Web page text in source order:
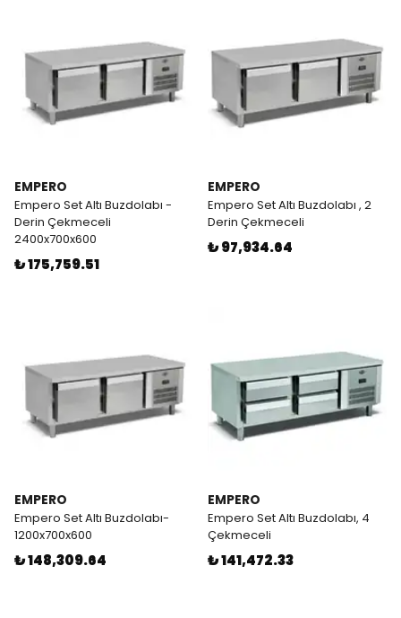
EMPERO
Empero Set Altı Buzdolabı -
Derin Çekmeceli
2400x700x600
₺ 175,759.51
EMPERO
Empero Set Altı Buzdolabı , 2
Derin Çekmeceli
₺ 97,934.64
EMPERO
Empero Set Altı Buzdolabı-
1200x700x600
₺ 148,309.64
EMPERO
Empero Set Altı Buzdolabı, 4
Çekmeceli
₺ 141,472.33